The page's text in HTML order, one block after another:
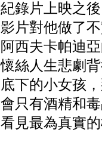
紀錄片上映之
影片對他做了
阿西夫卡帕迪
懷絲人生悲劇
底下的小女孩
會只有酒精和
看見最為真實